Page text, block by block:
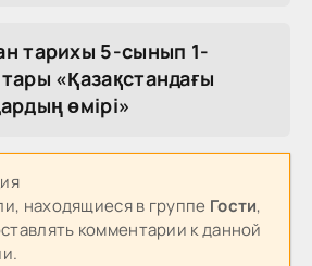
тарихы 5-сынып 1-
«Қазақстандағы
өмірі»
находящиеся в группе Гости,
комментарии к данной